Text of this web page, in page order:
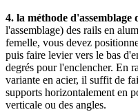
4. la méthode d'assemblage
l'assemblage) des rails en
femelle, vous devez
puis faire levier vers le bas
degrés pour l'enclencher. En
variante en acier, il suffit de
supports horizontalement en
verticale ou des angles.